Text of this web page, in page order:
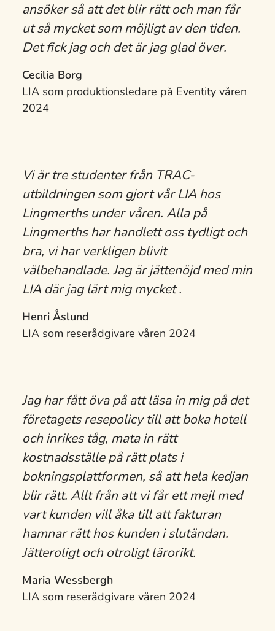
ansöker så att det blir rätt och man får
ut så mycket som möjligt av den tiden.
Det fick jag och det är jag glad över.
Cecilia Borg
LIA som produktionsledare på Eventity våren
2024
Vi är tre studenter från TRAC-
utbildningen som gjort vår LIA hos
Lingmerths under våren. Alla på
Lingmerths har handlett oss tydligt och
bra, vi har verkligen blivit
välbehandlade. Jag är jättenöjd med min
LIA där jag lärt mig mycket .
Henri Åslund
LIA som reserådgivare våren 2024
Jag har fått öva på att läsa in mig på det
företagets resepolicy till att boka hotell
och inrikes tåg, mata in rätt
kostnadsställe på rätt plats i
bokningsplattformen, så att hela kedjan
blir rätt. Allt från att vi får ett mejl med
vart kunden vill åka till att fakturan
hamnar rätt hos kunden i slutändan.
Jätteroligt och otroligt lärorikt.
Maria Wessbergh
LIA som reserådgivare våren 2024